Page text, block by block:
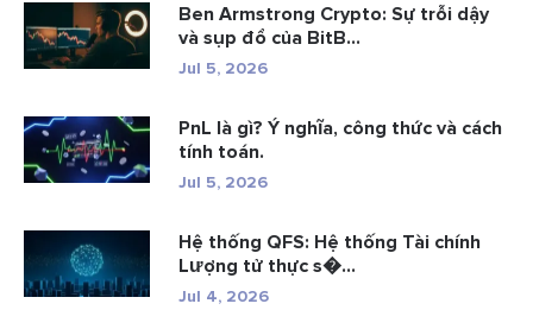
Ben Armstrong Crypto: Sự trỗi dậy
và sụp đổ của BitB...
Jul 5, 2026
PnL là gì? Ý nghĩa, công thức và cách
tính toán.
Jul 5, 2026
Hệ thống QFS: Hệ thống Tài chính
Lượng tử thực s�...
Jul 4, 2026